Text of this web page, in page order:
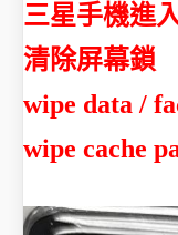
三星手機進
清除屏幕鎖
wipe data /
wipe cache